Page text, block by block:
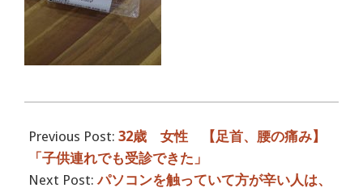
05-
28
Previous Post: 32歳 女性 【足首、腰の痛み】
「子供連れでも受診できた」
Next Post:パソコンを触っていて方が辛い人は、